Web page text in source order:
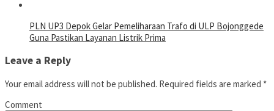
PLN UP3 Depok Gelar Pemeliharaan Trafo di ULP Bojonggede
Guna Pastikan Layanan Listrik Prima
Leave a Reply
Your email address will not be published. Required fields are marked *
Comment